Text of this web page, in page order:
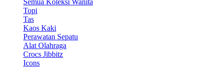
Semua Koleksi Wanita
Topi
Tas
Kaos Kaki
Perawatan Sepatu
Alat Olahraga
Crocs Jibbitz
Icons